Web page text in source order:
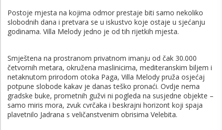
Postoje mjesta na kojima odmor prestaje biti samo nekoliko
slobodnih dana i pretvara se u iskustvo koje ostaje u sjećanju
godinama. Villa Melody jedno je od tih rijetkih mjesta.
Smještena na prostranom privatnom imanju od čak 30.000
četvornih metara, okružena maslinicima, mediteranskim biljem i
netaknutom prirodom otoka Paga, Villa Melody pruža osjećaj
potpune slobode kakav je danas teško pronaći. Ovdje nema
gradske buke, prometnih gužvi ni pogleda na susjedne objekte –
samo miris mora, zvuk cvrčaka i beskrajni horizont koji spaja
plavetnilo Jadrana s veličanstvenim obrisima Velebita.